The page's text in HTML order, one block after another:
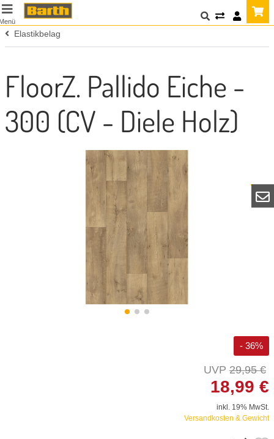
Elastikbelag
FloorZ. Pallido Eiche -
300 (CV - Diele Holz)
- 36%
29,95 €
18,99 €
inkl. 19% MwSt.
Versandkosten & Gewicht